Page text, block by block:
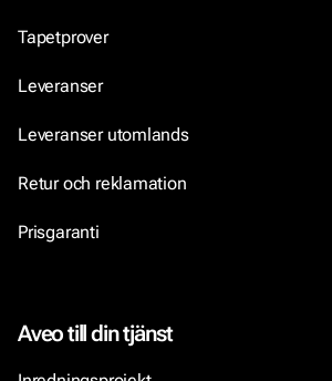
Tapetprover
Leveranser
Leveranser utomlands
Retur och reklamation
Prisgaranti
Aveo till din tjänst